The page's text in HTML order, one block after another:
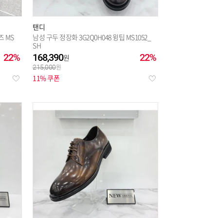
MS
22%
탠디
남성 구두 정장화 3G2Q0H048 윙팁 MS1052_
SH
22%
168,390
215,000
11% 쿠폰